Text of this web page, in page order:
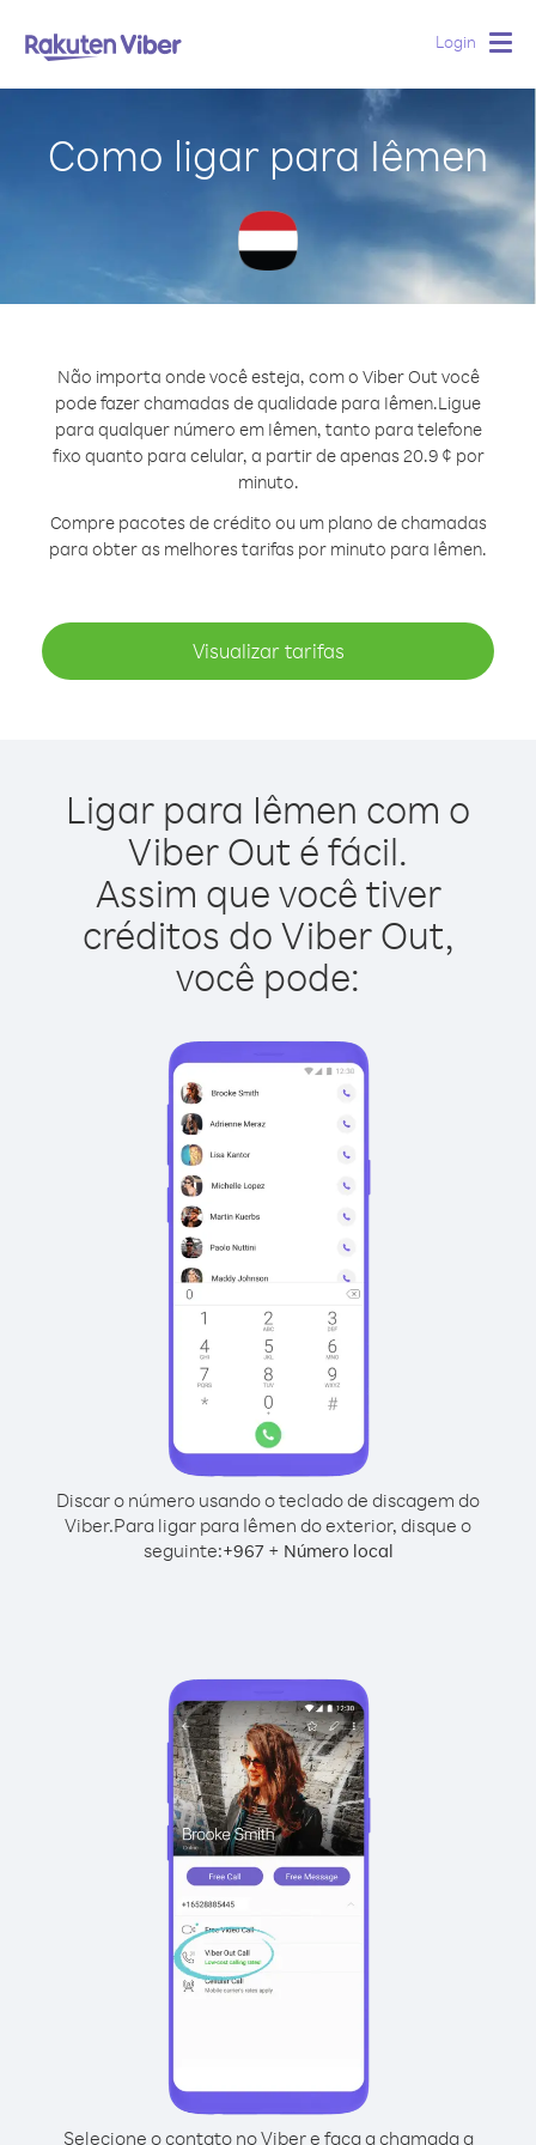
Login
Como ligar para Iêmen
Não importa onde você esteja, com o Viber Out você
pode fazer chamadas de qualidade para Iêmen.Ligue
para qualquer número em Iêmen, tanto para telefone
fixo quanto para celular, a partir de apenas 20.9 ¢ por
minuto.
Compre pacotes de crédito ou um plano de chamadas
para obter as melhores tarifas por minuto para Iêmen.
Visualizar tarifas
Ligar para Iêmen com o
Viber Out é fácil.
Assim que você tiver
créditos do Viber Out,
você pode:
Discar o número usando o teclado de discagem do
Viber.Para ligar para Iêmen do exterior, disque o
seguinte:+967+ Número local
Selecione o contato no Viber e faça a chamada a